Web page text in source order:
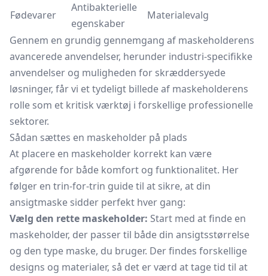
Fødevarer
Antibakterielle
egenskaber
Materialevalg
Gennem en grundig gennemgang af maskeholderens
avancerede anvendelser, herunder industri-specifikke
anvendelser og muligheden for skræddersyede
løsninger, får vi et tydeligt billede af maskeholderens
rolle som et kritisk værktøj i forskellige professionelle
sektorer.
Sådan sættes en maskeholder på plads
At placere en maskeholder korrekt kan være
afgørende for både komfort og funktionalitet. Her
følger en trin-for-trin guide til at sikre, at din
ansigtmaske sidder perfekt hver gang:
Vælg den rette maskeholder: Start med at finde en
maskeholder, der passer til både din ansigtsstørrelse
og den type maske, du bruger. Der findes forskellige
designs og materialer, så det er værd at tage tid til at